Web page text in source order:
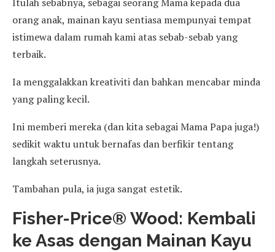
orang anak, mainan kayu sentiasa mempunyai tempat
istimewa dalam rumah kami atas sebab-sebab yang
terbaik.
Ia menggalakkan kreativiti dan bahkan mencabar minda
yang paling kecil.
Ini memberi mereka (dan kita sebagai Mama Papa juga!)
sedikit waktu untuk bernafas dan berfikir tentang
langkah seterusnya.
Tambahan pula, ia juga sangat estetik.
Fisher-Price® Wood: Kembali
ke Asas dengan Mainan Kayu